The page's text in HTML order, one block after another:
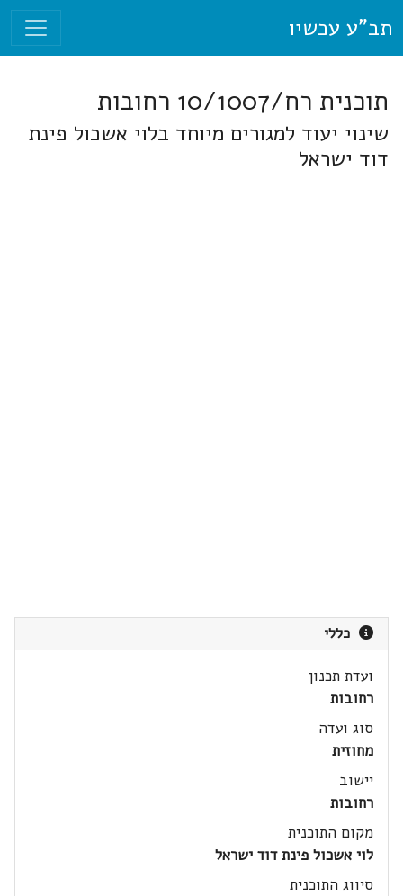
תב"ע עכשיו
תוכנית רח/10/1007 רחובות
שינוי יעוד למגורים מיוחד בלוי אשכול פינת
דוד ישראל
כללי
ועדת תכנון
רחובות
סוג ועדה
מחוזית
יישוב
רחובות
מקום התוכנית
לוי אשכול פינת דוד ישראל
סיווג התוכנית